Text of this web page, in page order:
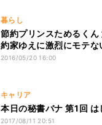
暮らし
節約プリンスためるくん
約家ゆえに激烈にモテな
2016/05/20 16:00
キャリア
本日の秘書バナ 第1回 は
2017/08/11 20:51